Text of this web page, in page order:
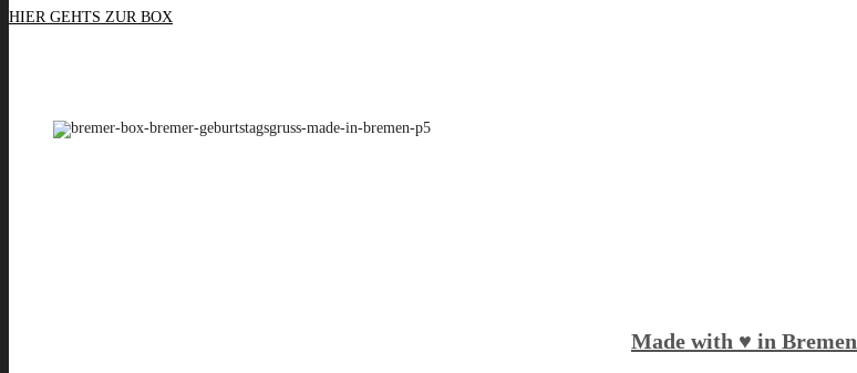
HIER GEHTS ZUR BOX
Made with ♥️ in Bremen